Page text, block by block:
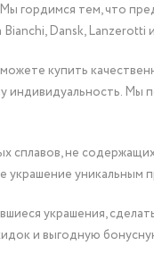
гордимся тем, что
Dansk, Lanzerotti
купить
Мы
сплавов, не
уникальным
украшения,
и выгодную